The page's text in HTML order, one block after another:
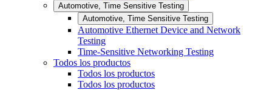
Automotive, Time Sensitive Testing
Automotive, Time Sensitive Testing
Automotive Ethernet Device and Network
Testing
Time-Sensitive Networking Testing
Todos los productos
Todos los productos
Todos los productos